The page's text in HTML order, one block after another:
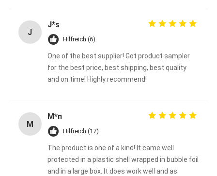
J
J*s
Hilfreich (6)
One of the best supplier! Got product sampler
for the best price, best shipping, best quality
and on time! Highly recommend!
M
M*n
Hilfreich (17)
The product is one of a kind! It came well
protected in a plastic shell wrapped in bubble foil
and in a large box. It does work well and as